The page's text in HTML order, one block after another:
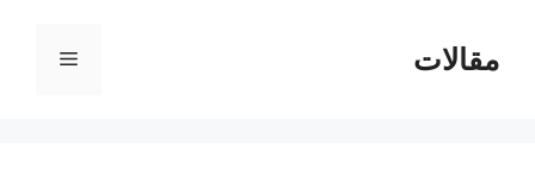
محتوامقالات فهرست